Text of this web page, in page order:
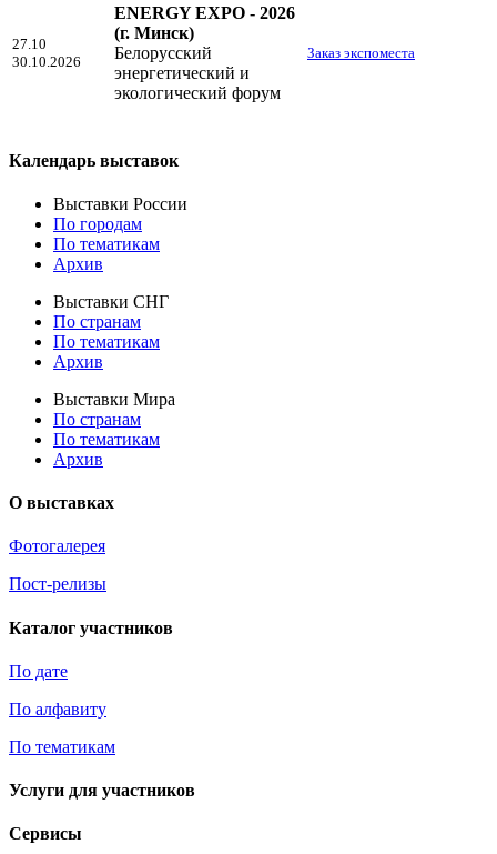
27.10
30.10.2026
ENERGY EXPO - 2026
(г. Минск)
Белорусский
энергетический и
экологический форум
Заказ экспоместа
Календарь выставок
Выставки России
По городам
По тематикам
Архив
Выставки СНГ
По странам
По тематикам
Архив
Выставки Мира
По странам
По тематикам
Архив
О выставках
Фотогалерея
Пост-релизы
Каталог участников
По дате
По алфавиту
По тематикам
Услуги для участников
Сервисы